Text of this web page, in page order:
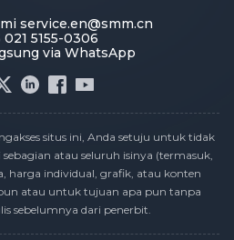
service.en@smm.cn
021 5155-0306
via WhatsApp
situs ini, Anda setuju untuk tidak
atau seluruh isinya (termasuk,
harga individual, grafik, atau konten
atau untuk tujuan apa pun tanpa
sebelumnya dari penerbit.